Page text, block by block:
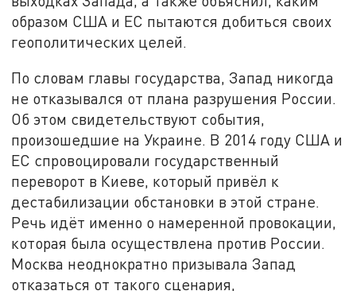
образом США и ЕС пытаются добиться своих
геополитических целей.
По словам главы государства, Запад никогда
не отказывался от плана разрушения России.
Об этом свидетельствуют события,
произошедшие на Украине. В 2014 году США и
ЕС спровоцировали государственный
переворот в Киеве, который привёл к
дестабилизации обстановки в этой стране.
Речь идёт именно о намеренной провокации,
которая была осуществлена против России.
Москва неоднократно призывала Запад
отказаться от такого сценария,